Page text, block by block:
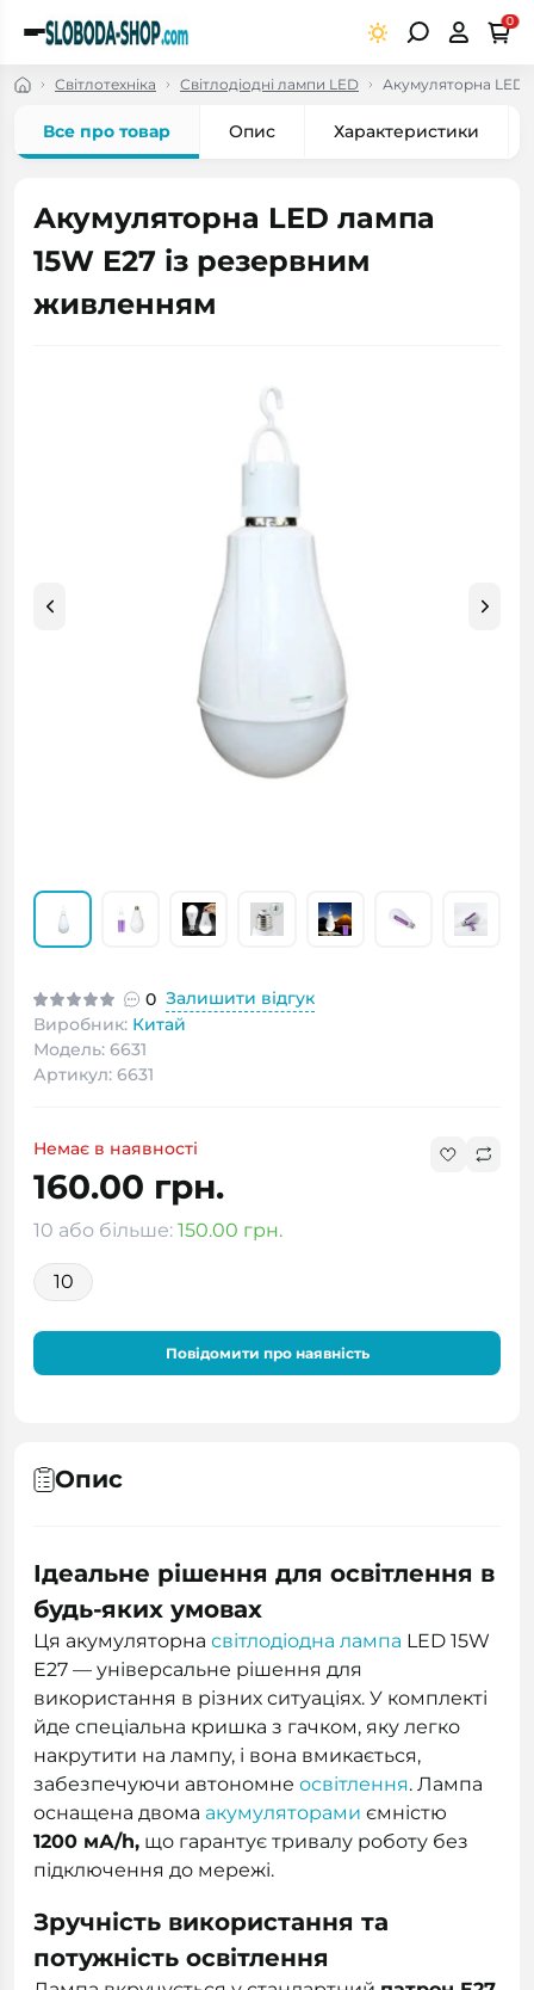
0
Світлотехніка Світлодіодні лампи LED Акумуляторна LED
Все про товар Опис Характеристики
Акумуляторна LED лампа
15W E27 із резервним
живленням
0 Залишити відгук
Виробник: Китай
Модель: 6631
Артикул: 6631
Немає в наявності
160.00 грн.
10 або більше: 150.00 грн.
10
Повідомити про наявність
Опис
Ідеальне рішення для освітлення в
будь-яких умовах
Ця акумуляторна світлодіодна лампа LED 15W
E27 — універсальне рішення для
використання в різних ситуаціях. У комплекті
йде спеціальна кришка з гачком, яку легко
накрутити на лампу, і вона вмикається,
забезпечуючи автономне освітлення. Лампа
оснащена двома акумуляторами ємністю
1200 мА/h, що гарантує тривалу роботу без
підключення до мережі.
Зручність використання та
потужність освітлення